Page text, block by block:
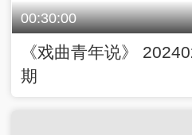
00:30:00
《戏曲青年说》
期